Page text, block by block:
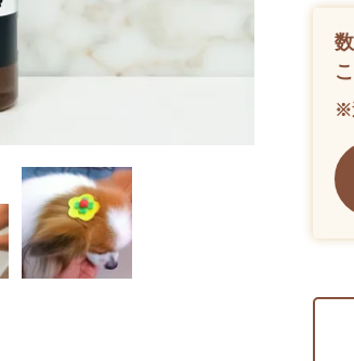
※